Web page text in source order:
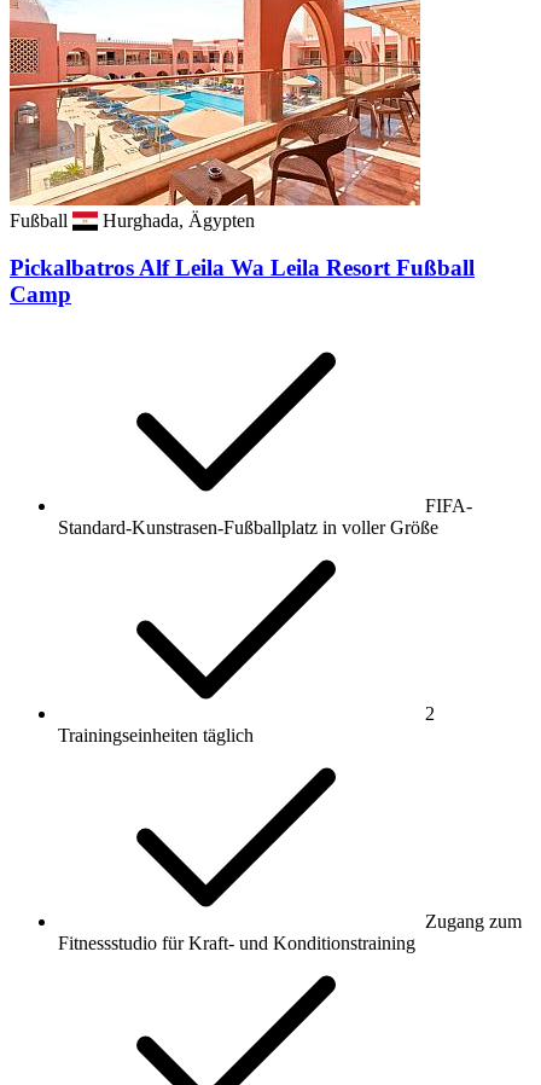
Fußball Hurghada, Ägypten
Pickalbatros Alf Leila Wa Leila Resort Fußball
Camp
FIFA-
Standard-Kunstrasen-Fußballplatz in voller Größe
2
Trainingseinheiten täglich
Zugang zum
Fitnessstudio für Kraft- und Konditionstraining